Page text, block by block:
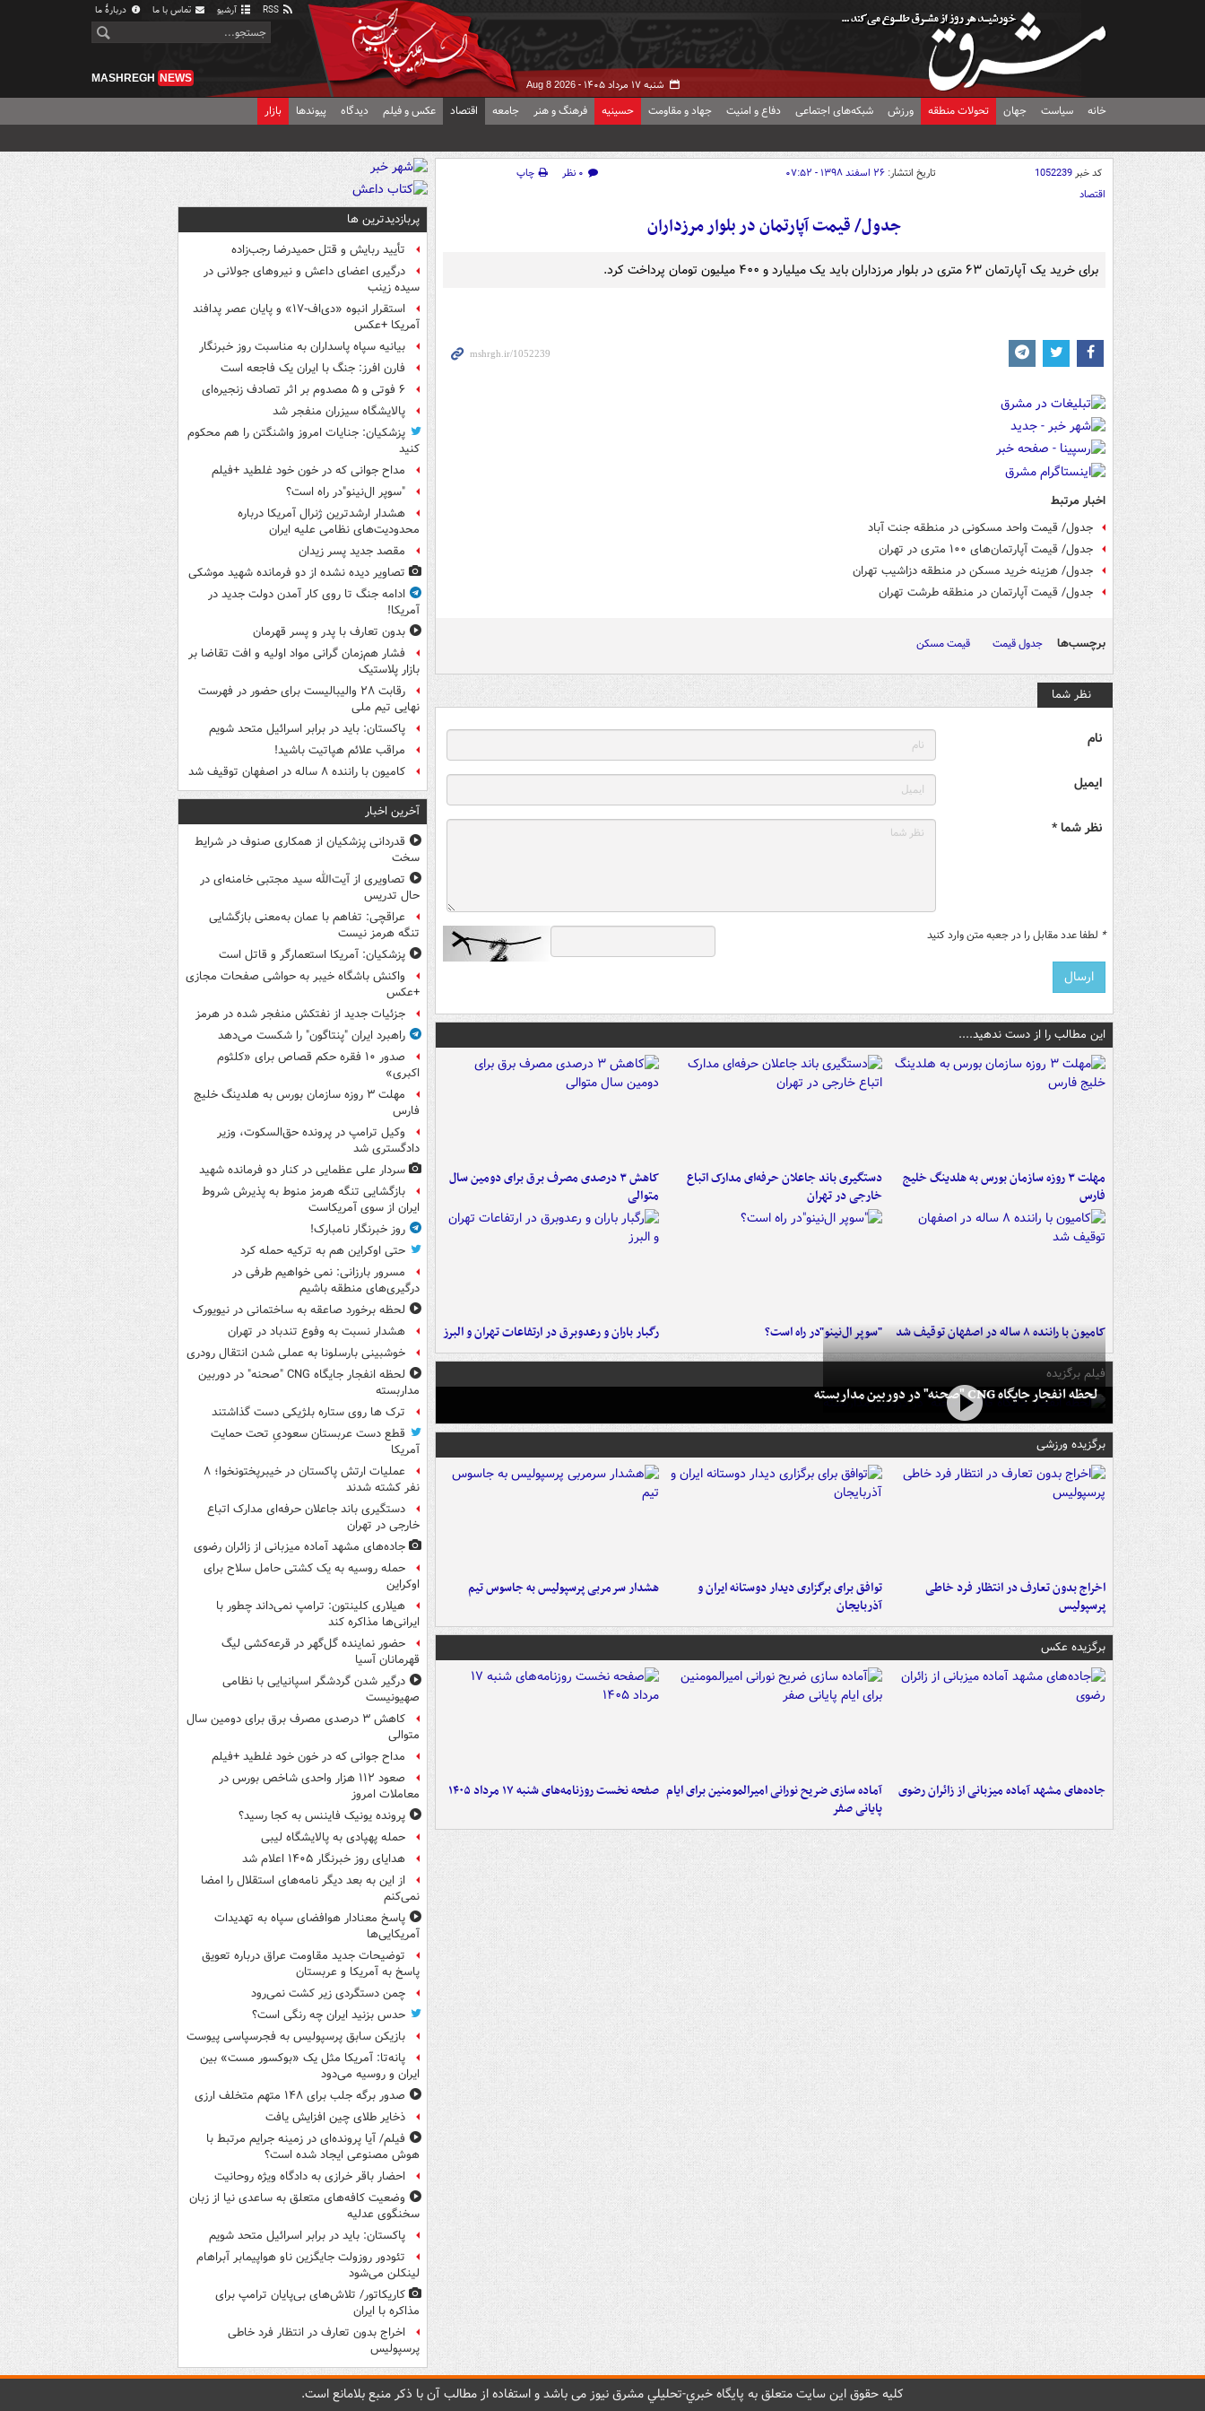
آرشیو تماس با ما دربارهٔ ما
شنبه ۱۷ مرداد ۱۴۰۵ - Aug 8 2026
MASHREGH NEWS
خانه سیاست جهان تحولات منطقه ورزش شبکه‌های اجتماعی دفاع و امنیت جهاد و مقاومت حسینیه فرهنگ و هنر جامعه اقتصاد عکس و فیلم دیدگاه پیوندها بازار
کد خبر1052239 تاریخ انتشار: ۲۶ اسفند ۱۳۹۸ - ۰۷:۵۲ ۰ نظر
چاپ
اقتصاد
جدول/ قیمت آپارتمان در بلوار مرزداران
برای خرید یک آپارتمان ۶۳ متری در بلوار مرزداران باید یک میلیارد و ۴۰۰ میلیون تومان پرداخت کرد.
اخبار مرتبط
جدول/ قیمت واحد مسکونی در منطقه جنت آباد
جدول/ قیمت آپارتمان‌های ۱۰۰ متری در تهران
جدول/ هزینه خرید مسکن در منطقه دزاشیب تهران
جدول/ قیمت آپارتمان در منطقه طرشت تهران
برچسب‌ها جدول قیمت قیمت مسکن
نظر شما
نام
ایمیل
نظر شما *
* لطفا عدد مقابل را در جعبه متن وارد کنید
این مطالب را از دست ندهید....
مهلت ۳ روزه سازمان بورس به هلدینگ خلیج
فارس
دستگیری باند جاعلان حرفه‌ای مدارک اتباع
خارجی در تهران
کاهش ۳ درصدی مصرف برق برای دومین سال
متوالی
کامیون با راننده ۸ ساله در اصفهان توقیف شد "سوپر ال‌نینو"در راه است؟ رگبار باران و رعدوبرق در ارتفاعات تهران و البرز
فیلم برگزیده
لحظه انفجار جایگاه CNG "صحنه" در دوربین مداربسته
برگزیده ورزشی
اخراج بدون تعارف در انتظار فرد خاطی
پرسپولیس
توافق برای برگزاری دیدار دوستانه ایران و
آذربایجان
هشدار سرمربی پرسپولیس به جاسوس تیم
برگزیده عکس
جاده‌های مشهد آماده میزبانی از زائران رضوی
آماده سازی ضریح نورانی امیرالمومنین برای ایام
پایانی صفر
صفحه نخست روزنامه‌های شنبه ۱۷ مرداد ۱۴۰۵
پربازدیدترین ها
تأیید ربایش و قتل حمیدرضا رجب‌زاده
درگیری اعضای داعش و نیروهای جولانی در
سیده زینب
استقرار انبوه «دی‌اف‑۱۷» و پایان عصر پدافند
آمریکا +عکس
بیانیه سپاه پاسداران به مناسبت روز خبرنگار
فارن افرز: جنگ با ایران یک فاجعه است
۶ فوتی و ۵ مصدوم بر اثر تصادف زنجیره‌ای
پالایشگاه سیزران منفجر شد
پزشکیان: جنایات امروز واشنگتن را هم محکوم
کنید
مداح جوانی که در خون خود غلطید +فیلم
"سوپر ال‌نینو"در راه است؟
هشدار ارشدترین ژنرال آمریکا درباره
محدودیت‌های نظامی علیه ایران
مقصد جدید پسر زیدان
تصاویر دیده‌ نشده از دو فرمانده شهید موشکی
ادامه جنگ تا روی کار آمدن دولت جدید در
آمریکا!
بدون تعارف با پدر و پسر قهرمان
فشار هم‌زمان گرانی مواد اولیه و افت تقاضا بر
بازار پلاستیک
رقابت ۲۸ والیبالیست برای حضور در فهرست
نهایی تیم ملی
پاکستان: باید در برابر اسرائیل متحد شویم
مراقب علائم هپاتیت باشید!
کامیون با راننده ۸ ساله در اصفهان توقیف شد
آخرین اخبار
قدردانی پزشکیان از همکاری صنوف در شرایط
سخت
تصاویری از آیت‌الله سید مجتبی خامنه‌ای در
حال تدریس
عراقچی: تفاهم با عمان به‌معنی بازگشایی
تنگه هرمز نیست
پزشکیان: آمریکا استعمارگر و قاتل است
واکنش باشگاه خیبر به حواشی صفحات مجازی
+عکس
جزئیات جدید از نفتکش منفجر شده در هرمز
راهبرد ایران "پنتاگون" را شکست می‌دهد
صدور ۱۰ فقره حکم قصاص برای «کلثوم
اکبری»
مهلت ۳ روزه سازمان بورس به هلدینگ خلیج
فارس
وکیل ترامپ در پرونده حق‌السکوت، وزیر
دادگستری شد
سردار علی عظمایی در کنار دو فرمانده شهید
بازگشایی تنگه هرمز منوط به پذیرش شروط
ایران از سوی آمریکاست
روز خبرنگار نامبارک!
حتی اوکراین هم به ترکیه حمله کرد
مسرور بارزانی: نمی خواهیم طرفی در
درگیری‌های منطقه باشیم
لحظه برخورد صاعقه به ساختمانی در نیویورک
هشدار نسبت به وفوع تندباد در تهران
خوشبینی بارسلونا به عملی شدن انتقال رودری
لحظه انفجار جایگاه CNG "صحنه" در دوربین
مداربسته
ترک ها روی ستاره بلژیکی دست گذاشتند
قطع دست عربستان سعودیِ تحت حمایت
آمریکا
عملیات ارتش پاکستان در خیبرپختونخوا؛ ۸
نفر کشته شدند
دستگیری باند جاعلان حرفه‌ای مدارک اتباع
خارجی در تهران
جاده‌های مشهد آماده میزبانی از زائران رضوی
حمله روسیه به یک کشتی حامل سلاح برای
اوکراین
هیلاری کلینتون: ترامپ نمی‌داند چطور با
ایرانی‌ها مذاکره کند
حضور نماینده گل‌گهر در قرعه‌کشی لیگ
قهرمانان آسیا
درگیر شدن گردشگر اسپانیایی با نظامی
صهیونیست
کاهش ۳ درصدی مصرف برق برای دومین سال
متوالی
مداح جوانی که در خون خود غلطید +فیلم
صعود ۱۱۲ هزار واحدی شاخص بورس در
معاملات امروز
پرونده یونیک فایننس به کجا رسید؟
حمله پهپادی به پالایشگاه لیبی
هدایای روز خبرنگار ۱۴۰۵ اعلام شد
از این به بعد دیگر نامه‌های استقلال را امضا
نمی‌کنم
پاسخ معنادار هوافضای سپاه به تهدیدات
آمریکایی‌ها
توضیحات جدید مقاومت عراق درباره تعویق
پاسخ به آمریکا و عربستان
چمن دستگردی زیر کشت نمی‌رود
حدس بزنید ایران چه رنگی است؟
بازیکن سابق پرسپولیس به فجرسپاسی پیوست
پانه‌تا: آمریکا مثل یک «بوکسور مست» بین
ایران و روسیه می‌دود
صدور برگه جلب برای ۱۴۸ متهم متخلف ارزی
ذخایر طلای چین افزایش یافت
فیلم/ آیا پرونده‌ای در زمینه جرایم مرتبط با
هوش مصنوعی ایجاد شده است؟
احضار باقر خرازی به دادگاه ویژه روحانیت
وضعیت کافه‌های متعلق به ساعدی نیا از زبان
سخنگوی عدلیه
پاکستان: باید در برابر اسرائیل متحد شویم
تئودور روزولت جایگزین ناو هواپیمابر آبراهام
لینکلن می‌شود
کاریکاتور/ تلاش‌های بی‌پایان ترامپ برای
مذاکره با ایران
اخراج بدون تعارف در انتظار فرد خاطی
پرسپولیس
کليه حقوق اين سايت متعلق به پایگاه خبري-تحليلي مشرق نيوز می باشد و استفاده از مطالب آن با ذکر منبع بلامانع است.